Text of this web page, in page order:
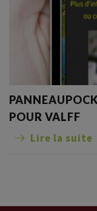
POUR VALFF
Lire la suite